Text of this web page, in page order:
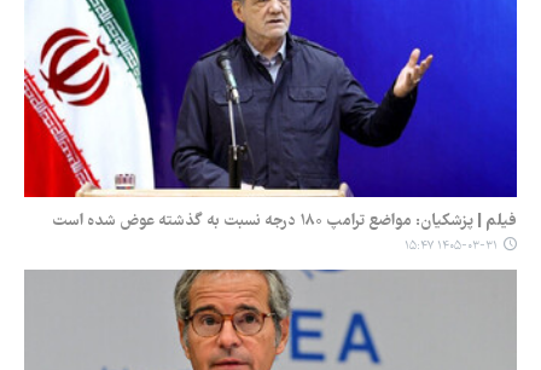
فیلم | پزشکیان: مواضع ترامپ ۱۸۰ درجه نسبت به گذشته عوض شده است
۱۴۰۵-۰۳-۳۱ ۱۵:۴۷